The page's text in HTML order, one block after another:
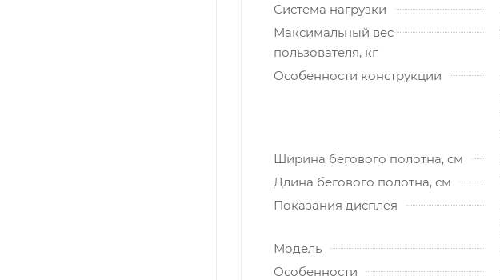
Система нагрузки
Максимальный вес
пользователя, кг
Особенности конструкции
Ширина бегового полотна, см
Длина бегового полотна, см
Показания дисплея
Модель
Особенности